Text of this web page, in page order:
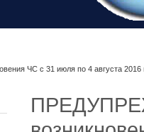
ЧС с 31 июля по 4 августа 2016